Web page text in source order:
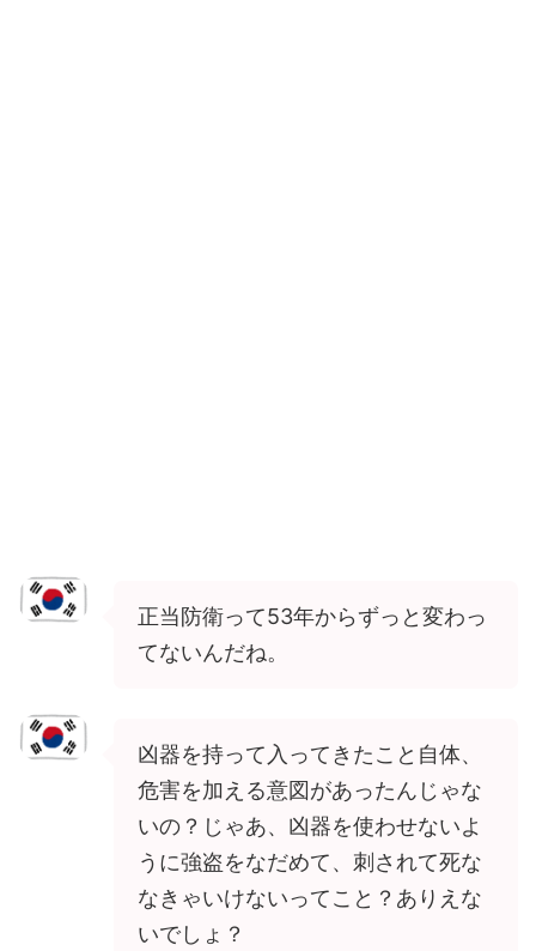
正当防衛って53年からずっと変わっ
てないんだね。
凶器を持って入ってきたこと自体、
危害を加える意図があったんじゃな
いの？じゃあ、凶器を使わせないよ
うに強盗をなだめて、刺されて死な
なきゃいけないってこと？ありえな
いでしょ？